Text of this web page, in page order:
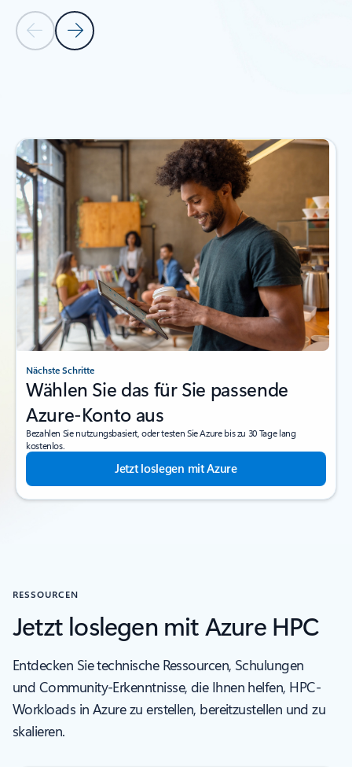
Vorherige FolieNächste Folie
Nächste Schritte
Wählen Sie das für Sie passende
Azure-Konto aus
Bezahlen Sie nutzungsbasiert, oder testen Sie Azure bis zu 30 Tage lang
kostenlos.
Jetzt loslegen mit Azure
RESSOURCEN
Jetzt loslegen mit Azure HPC
Entdecken Sie technische Ressourcen, Schulungen
und Community-Erkenntnisse, die Ihnen helfen, HPC-
Workloads in Azure zu erstellen, bereitzustellen und zu
skalieren.